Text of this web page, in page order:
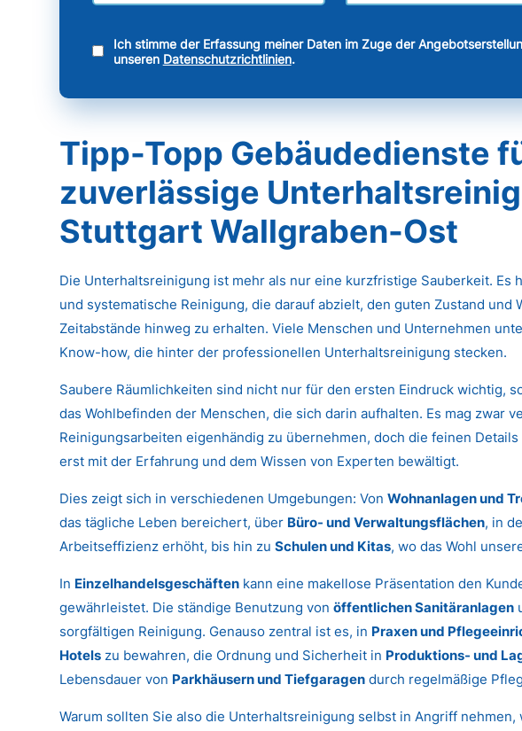
Ich stimme der Erfassung meiner Daten im Zuge der
unseren Datenschutzrichtlinien.
Tipp-Topp Gebäudedienste
zuverlässige
Stuttgart Wallgraben-Ost
Die Unterhaltsreinigung ist mehr als nur eine kurzfristige Sauberkeit. Es
und systematische Reinigung, die darauf abzielt, den guten Zustand und
Zeitabstände hinweg zu erhalten. Viele Menschen und Unternehmen
Know-how, die hinter der professionellen Unterhaltsreinigung stecken.
Saubere Räumlichkeiten sind nicht nur für den ersten Eindruck wichtig,
das Wohlbefinden der Menschen, die sich darin aufhalten. Es mag zwar
Reinigungsarbeiten eigenhändig zu übernehmen, doch die feinen
erst mit der Erfahrung und dem Wissen von Experten bewältigt.
Dies zeigt sich in verschiedenen Umgebungen: VonWohnanlagen und
das tägliche Leben bereichert, über Büro- und Verwaltungsflächen, in
Arbeitseffizienz erhöht, bis hin zuSchulen und Kitas, wo das Wohl
In Einzelhandelsgeschäften kann eine makellose Präsentation den
gewährleistet. Die ständige Benutzung vonöffentlichen Sanitäranlagen
sorgfältigen Reinigung. Genauso zentral ist es, in Praxen und
Hotels zu bewahren, die Ordnung und Sicherheit in Produktions- und
Lebensdauer von Parkhäusern und Tiefgaragen durch regelmäßige
Warum sollten Sie also die Unterhaltsreinigung selbst in Angriff